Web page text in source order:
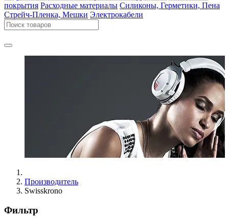
покрытия Расходные материалы Силиконы, Герметики, Пена
Стрейч-Пленка, Мешки Электрокабели
Производитель
Swisskrono
Фильтр